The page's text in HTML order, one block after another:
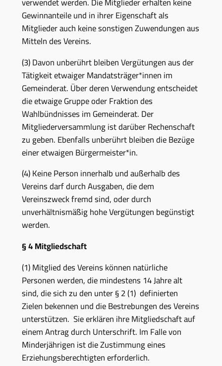
Gewinnanteile und in ihrer Eigenschaft als
Mitglieder auch keine sonstigen Zuwendungen aus
Mitteln des Vereins.
(3) Davon unberührt bleiben Vergütungen aus der
Tätigkeit etwaiger Mandatsträger*innen im
Gemeinderat. Über deren Verwendung entscheidet
die etwaige Gruppe oder Fraktion des
Wahlbündnisses im Gemeinderat. Der
Mitgliederversammlung ist darüber Rechenschaft
zu geben. Ebenfalls unberührt bleiben die Bezüge
einer etwaigen Bürgermeister*in.
(4) Keine Person innerhalb und außerhalb des
Vereins darf durch Ausgaben, die dem
Vereinszweck fremd sind, oder durch
unverhältnismäßig hohe Vergütungen begünstigt
werden.
§ 4 Mitgliedschaft
(1) Mitglied des Vereins können natürliche
Personen werden, die mindestens 14 Jahre alt
sind, die sich zu den unter § 2 (1) definierten
Zielen bekennen und die Bestrebungen des Vereins
unterstützen. Sie erklären ihre Mitgliedschaft auf
einem Antrag durch Unterschrift. Im Falle von
Minderjährigen ist die Zustimmung eines
Erziehungsberechtigten erforderlich.